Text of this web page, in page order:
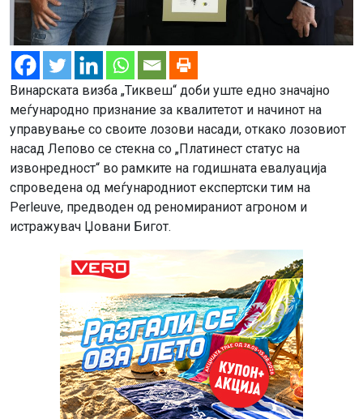
Винарската визба „Тиквеш“ доби уште едно значајно
меѓународно признание за квалитетот и начинот на
управување со своите лозови насади, откако лозовиот
насад Лепово се стекна со „Платинест статус на
извонредност“ во рамките на годишната евалуација
спроведена од меѓународниот експертски тим на
Perleuve, предводен од реномираниот агроном и
истражувач Џовани Бигот.